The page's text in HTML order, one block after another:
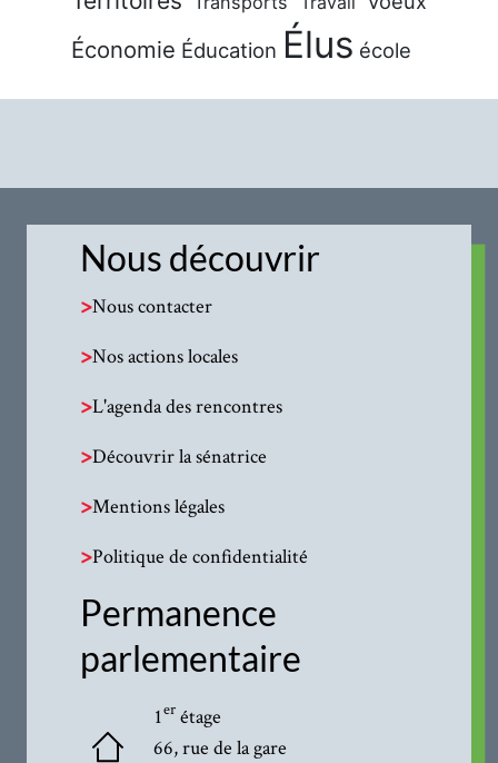
Économie Éducation Élus école
Nous découvrir
>Nous contacter
>Nos actions locales
>L'agenda des rencontres
>Découvrir la sénatrice
>Mentions légales
>Politique de confidentialité
Permanence
parlementaire
1erétage
66, rue de la gare